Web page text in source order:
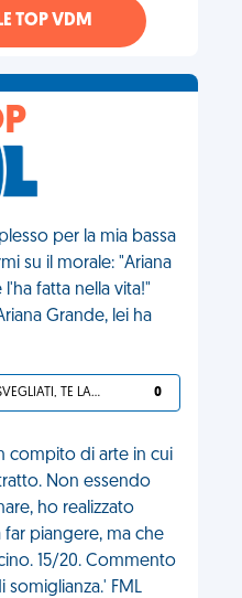
TOP VDM
per la mia bassa
su il morale: "Ariana
fatta nella vita!"
Grande, lei ha
SVEGLIATI, TE LA SEI CERCATA! 0
compito di arte in cui
Non essendo
ho realizzato
piangere, ma che
15/20. Commento
FML